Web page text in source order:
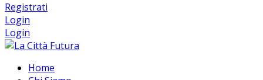
Registrati
Login
Login
Home